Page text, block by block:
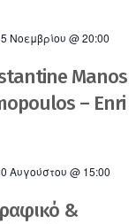
Νοεμβρίου @ 20:00
Manos
– Enri
Αυγούστου @ 15:00
&